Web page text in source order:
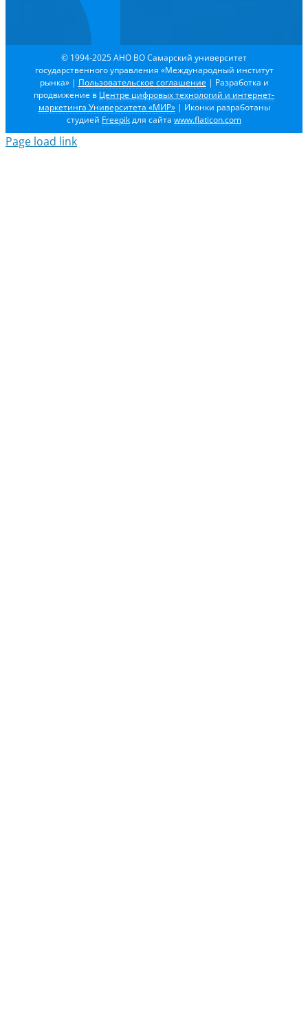
© 1994-2025 АНО ВО Самарский университет
государственного управления «Международный институт
рынка» | Пользовательское соглашение | Разработка и
продвижение в Центре цифровых технологий и интернет-
маркетинга Университета «МИР»| Иконки разработаны
студией Freepikдля сайта www.flaticon.com
Page load link